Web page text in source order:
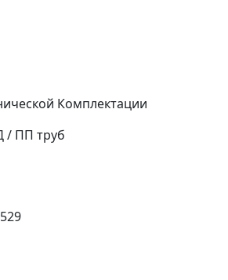
Комплектации
/ ПП труб